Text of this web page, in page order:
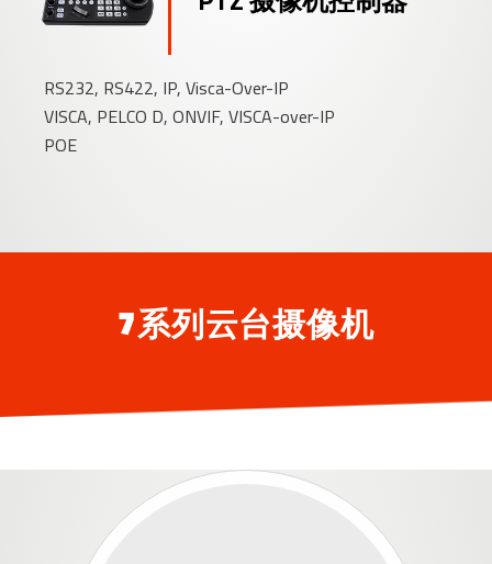
RS232, RS422, IP, Visca-Over-IP
VISCA, PELCO D, ONVIF, VISCA-over-IP
POE
7系列云台摄像机